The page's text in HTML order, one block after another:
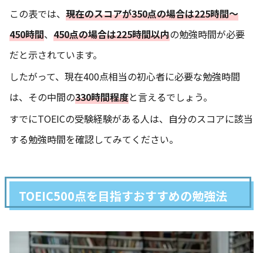
この表では、 現在のスコアが350点の場合は225時間〜
450時間、 450点の場合は225時間以内の勉強時間が必要
だと示されています。
したがって、現在400点相当の初心者に必要な勉強時間
は、その中間の330時間程度と言えるでしょう。
すでにTOEICの受験経験がある人は、自分のスコアに該当
する勉強時間を確認してみてください。
TOEIC500点を目指すおすすめの勉強法